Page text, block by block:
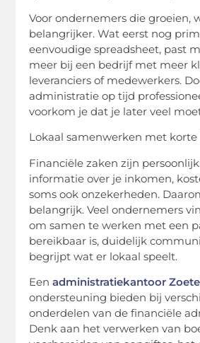
Voor ondernemers die groeien,
belangrijker. Wat eerst nog
eenvoudige spreadsheet, past
meer bij een bedrijf met meer
leveranciers of medewerkers.
administratie op tijd
voorkom je dat je later veel
Lokaal samenwerken met korte
Financiële zaken zijn
informatie over je inkomen,
soms ook onzekerheden.
belangrijk. Veel ondernemers
om samen te werken met een
bereikbaar is, duidelijk
begrijpt wat er lokaal speelt.
Eenadministratiekantoor
ondersteuning bieden bij
onderdelen van de financiële
Denk aan het verwerken van